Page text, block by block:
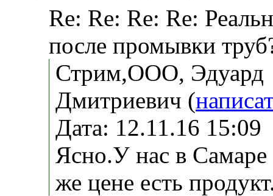
Re: Re: Re: Re:
после промывки
Стрим,OOO, Эдуард
Дмитриевич (
Дата: 12.11.16
Ясно.У нас в Самаре
же цене есть